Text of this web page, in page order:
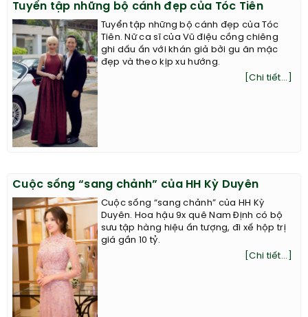
Tuyển tập những bộ cánh đẹp của Tóc Tiên
Tuyển tập những bộ cánh đẹp của Tóc
Tiên. Nữ ca sĩ của Vũ điệu cồng chiêng
ghi dấu ấn với khán giả bởi gu ăn mặc
đẹp và theo kịp xu hướng.
[Chi tiết...]
Cuộc sống “sang chảnh” của HH Kỳ Duyên
Cuộc sống “sang chảnh” của HH Kỳ
Duyên. Hoa hậu 9x quê Nam Định có bộ
sưu tập hàng hiệu ấn tượng, đi xế hộp trị
giá gần 10 tỷ.
[Chi tiết...]